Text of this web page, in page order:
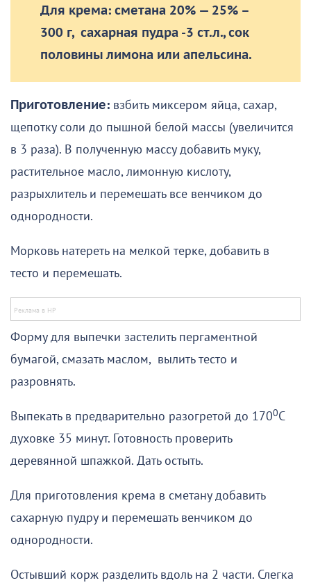
Для крема: сметана 20% — 25% –
300 г, сахарная пудра -3 ст.л., сок
половины лимона или апельсина.
Приготовление: взбить миксером яйца, сахар,
щепотку соли до пышной белой массы (увеличится
в 3 раза). В полученную массу добавить муку,
растительное масло, лимонную кислоту,
разрыхлитель и перемешать все венчиком до
однородности.
Морковь натереть на мелкой терке, добавить в
тесто и перемешать.
Форму для выпечки застелить пергаментной
бумагой, смазать маслом, вылить тесто и
разровнять.
Выпекать в предварительно разогретой до 1700С
духовке 35 минут. Готовность проверить
деревянной шпажкой. Дать остыть.
Для приготовления крема в сметану добавить
сахарную пудру и перемешать венчиком до
однородности.
Остывший корж разделить вдоль на 2 части. Слегка